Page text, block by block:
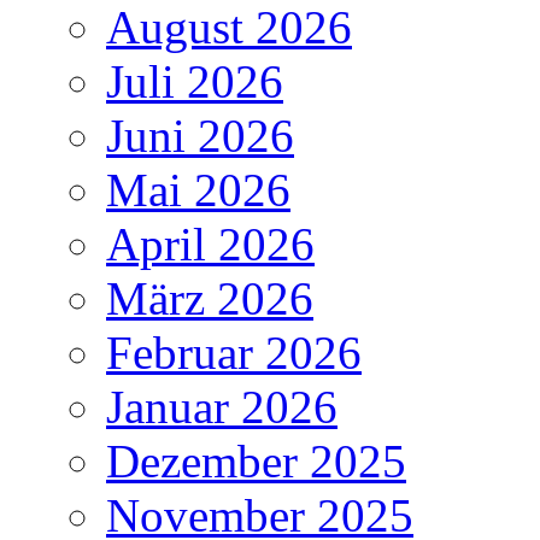
August 2026
Juli 2026
Juni 2026
Mai 2026
April 2026
März 2026
Februar 2026
Januar 2026
Dezember 2025
November 2025